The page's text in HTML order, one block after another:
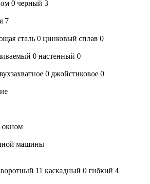
0 черный 3
7
сталь 0 цинковый сплав 0
0 настенный 0
0 джойстиковое 0
окном
машины
11 каскадный 0 гибкий 4